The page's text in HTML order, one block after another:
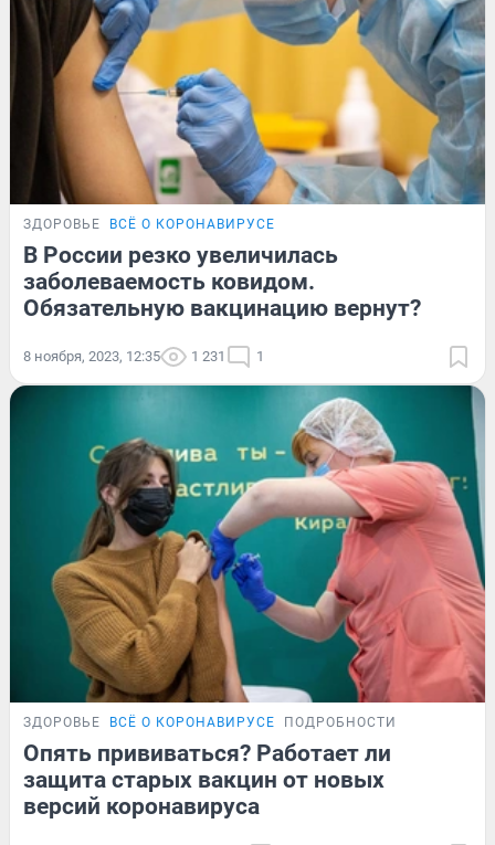
ЗДОРОВЬЕ ВСЁ О КОРОНАВИРУСЕ
В России резко увеличилась
заболеваемость ковидом.
Обязательную вакцинацию вернут?
8 ноября, 2023, 12:35 1 231 1
ЗДОРОВЬЕ ВСЁ О КОРОНАВИРУСЕ ПОДРОБНОСТИ
Опять прививаться? Работает ли
защита старых вакцин от новых
версий коронавируса